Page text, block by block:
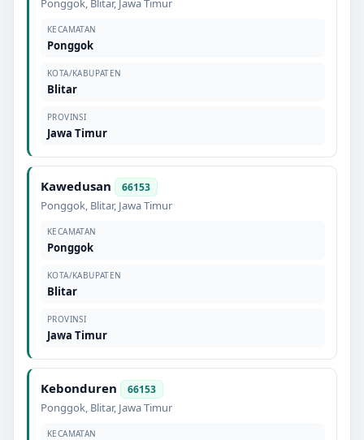
Ponggok, Blitar, Jawa Timur
KECAMATAN
Ponggok
KOTA/KABUPATEN
Blitar
PROVINSI
Jawa Timur
Kawedusan 66153
Ponggok, Blitar, Jawa Timur
KECAMATAN
Ponggok
KOTA/KABUPATEN
Blitar
PROVINSI
Jawa Timur
Kebonduren 66153
Ponggok, Blitar, Jawa Timur
KECAMATAN